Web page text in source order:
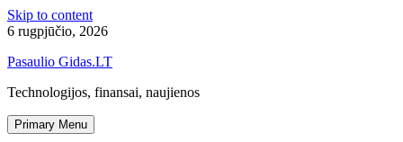
Skip to content
6 rugpjūčio, 2026
Pasaulio Gidas.LT
Technologijos, finansai, naujienos
Primary Menu